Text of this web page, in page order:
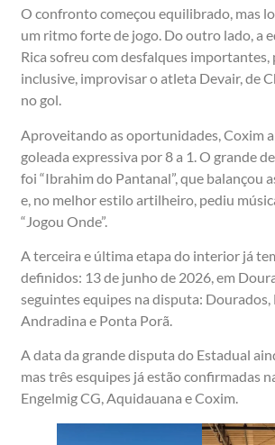
O confronto começou equilibrado, mas
um ritmo forte de jogo. Do outro lado, a
Rica sofreu com desfalques importantes,
inclusive, improvisar o atleta Devair, de
no gol.
Aproveitando as oportunidades, Coxim
goleada expressiva por 8 a 1. O grande
foi “Ibrahim do Pantanal”, que balançou
e, no melhor estilo artilheiro, pediu
“Jogou Onde”.
A terceira e última etapa do interior já
definidos: 13 de junho de 2026, em
seguintes equipes na disputa: Dourados,
Andradina e Ponta Porã.
A data da grande disputa do Estadual
mas três esquipes já estão confirmadas
Engelmig CG, Aquidauana e Coxim.